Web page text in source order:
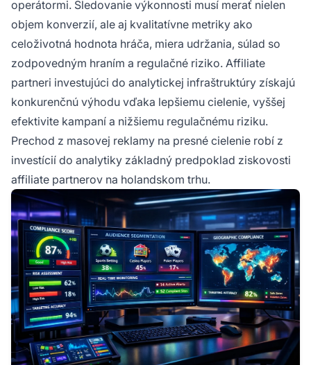
operátormi. Sledovanie výkonnosti musí merať nielen
objem konverzií, ale aj kvalitatívne metriky ako
celoživotná hodnota hráča, miera udržania, súlad so
zodpovedným hraním a regulačné riziko. Affiliate
partneri investujúci do analytickej infraštruktúry získajú
konkurenčnú výhodu vďaka lepšiemu cielenie, vyššej
efektivite kampaní a nižšiemu regulačnému riziku.
Prechod z masovej reklamy na presné cielenie robí z
investícií do analytiky základný predpoklad ziskovosti
affiliate partnerov na holandskom trhu.